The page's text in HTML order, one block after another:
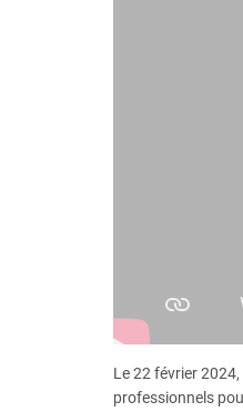
Le 22 février
professionnels